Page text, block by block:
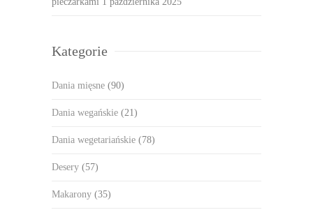
Kategorie
Dania mięsne (90)
Dania wegańskie (21)
Dania wegetariańskie (78)
Desery (57)
Makarony (35)